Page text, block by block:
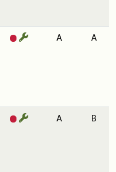
A A
A B